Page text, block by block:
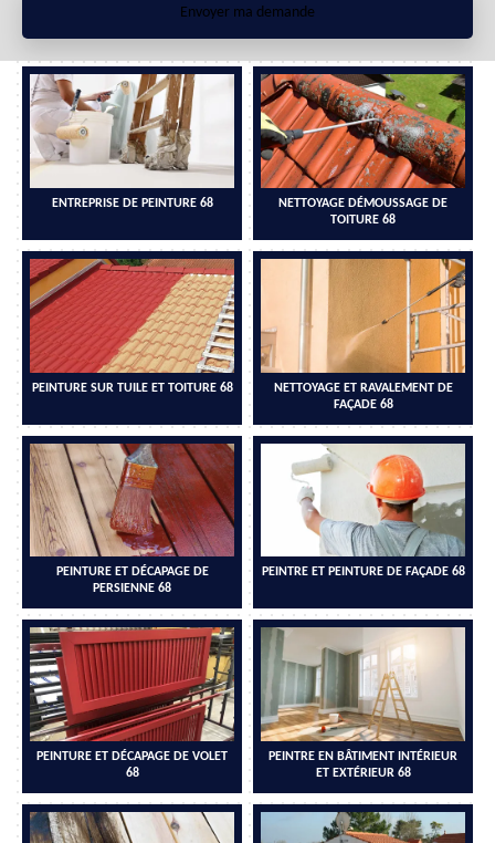
ENTREPRISE DE PEINTURE 68
NETTOYAGE DÉMOUSSAGE DE
TOITURE 68
PEINTURE SUR TUILE ET TOITURE 68
NETTOYAGE ET RAVALEMENT DE
FAÇADE 68
PEINTURE ET DÉCAPAGE DE
PERSIENNE 68
PEINTRE ET PEINTURE DE FAÇADE 68
PEINTURE ET DÉCAPAGE DE VOLET
68
PEINTRE EN BÂTIMENT INTÉRIEUR
ET EXTÉRIEUR 68